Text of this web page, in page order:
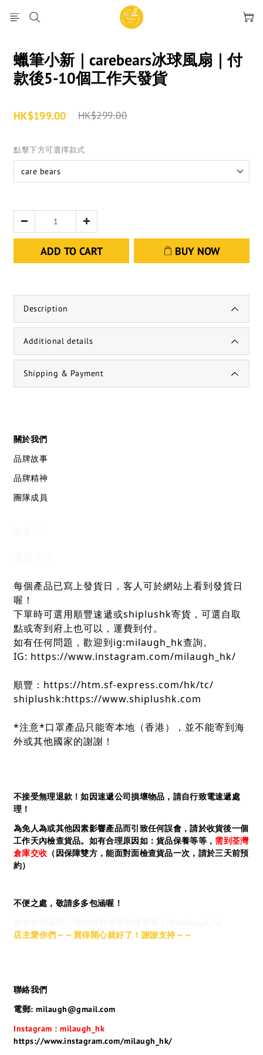
蠟筆小新｜carebears冰球風扇｜付
款後5-10個工作天發貨
HK$199.00 HK$299.00
點擊下方可選擇款式
ADD TO CART BUY NOW
Description
Additional details
Shipping & Payment
關於我們
品牌故事
品牌精神
團隊成員
每個產品已寫上發貨日，客人可於網站上看到發貨日
喔！
下單時可選用順豐速遞或shiplushk寄貨，可選自取
點或寄到府上也可以，運費到付。
如有任何問題，歡迎到ig:milaugh_hk查詢。
IG: https://www.instagram.com/milaugh_hk/
順豐：https://htm.sf-express.com/hk/tc/
shiplushk:https://www.shiplushk.com
*注意*口罩產品只能寄本地（香港），並不能寄到海
外或其他國家的謝謝！
不接受無理退款！如因速遞公司損壞物品，請自行致電速遞處
理！
為免人為或其他因素影響產品而引致任何誤會，請於收貨後一個
工作天內檢查貨品。如有合理原因如：貨品保養等等， 需到荃灣
倉庫交收 （因保障雙方，能面對面檢查貨品一次，請於三天前預
約）
不便之處，敬請多多包涵喔！
店主愛你們～～買得開心就好了！謝謝支持～～
聯絡我們
電郵: milaugh@gmail.com
Instagram : milaugh_hk
https://www.instagram.com/milaugh_hk/